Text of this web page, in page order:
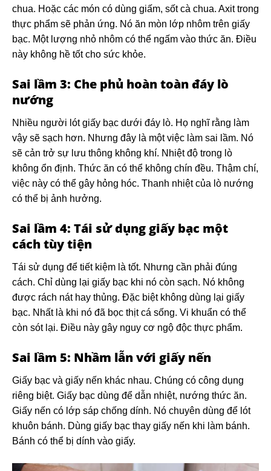
chua. Hoặc các món có dùng giấm, sốt cà chua. Axit trong
thực phẩm sẽ phản ứng. Nó ăn mòn lớp nhôm trên giấy
bạc. Một lượng nhỏ nhôm có thể ngấm vào thức ăn. Điều
này không hề tốt cho sức khỏe.
Sai lầm 3: Che phủ hoàn toàn đáy lò
nướng
Nhiều người lót giấy bạc dưới đáy lò. Họ nghĩ rằng làm
vậy sẽ sạch hơn. Nhưng đây là một việc làm sai lầm. Nó
sẽ cản trở sự lưu thông không khí. Nhiệt độ trong lò
không ổn định. Thức ăn có thể không chín đều. Thậm chí,
việc này có thể gây hỏng hóc. Thanh nhiệt của lò nướng
có thể bị ảnh hưởng.
Sai lầm 4: Tái sử dụng giấy bạc một
cách tùy tiện
Tái sử dụng để tiết kiệm là tốt. Nhưng cần phải đúng
cách. Chỉ dùng lại giấy bạc khi nó còn sạch. Nó không
được rách nát hay thủng. Đặc biệt không dùng lại giấy
bạc. Nhất là khi nó đã bọc thịt cá sống. Vi khuẩn có thể
còn sót lại. Điều này gây nguy cơ ngộ độc thực phẩm.
Sai lầm 5: Nhầm lẫn với giấy nến
Giấy bạc và giấy nến khác nhau. Chúng có công dụng
riêng biệt. Giấy bạc dùng để dẫn nhiệt, nướng thức ăn.
Giấy nến có lớp sáp chống dính. Nó chuyên dùng để lót
khuôn bánh. Dùng giấy bạc thay giấy nến khi làm bánh.
Bánh có thể bị dính vào giấy.